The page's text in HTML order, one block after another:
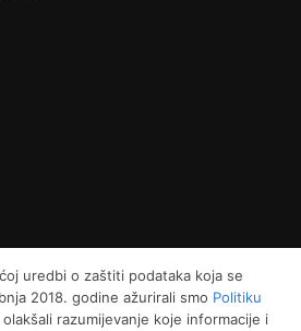
uredbi o zaštiti podataka koja se
2018. godine ažurirali smo Politiku
razumijevanje koje informacije i